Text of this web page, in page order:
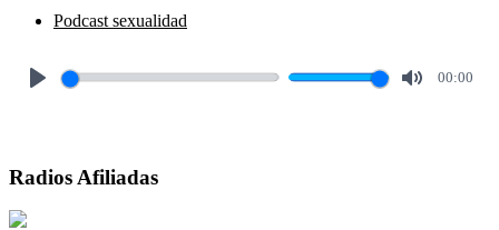
Podcast sexualidad
00:00
Radios Afiliadas